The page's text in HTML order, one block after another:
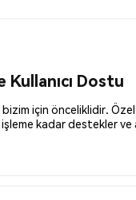
Kullanıcı Dostu
için önceliklidir.
işleme kadar destekler